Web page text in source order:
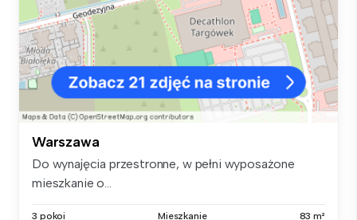
Warszawa
Do wynajęcia przestronne, w pełni wyposażone
mieszkanie o...
3 pokoi Mieszkanie 83 m²